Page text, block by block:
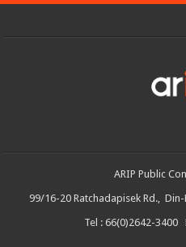
ARIP Public
99/16-20 Ratchadapisek Rd.,
Tel : 66(0)2642-3400